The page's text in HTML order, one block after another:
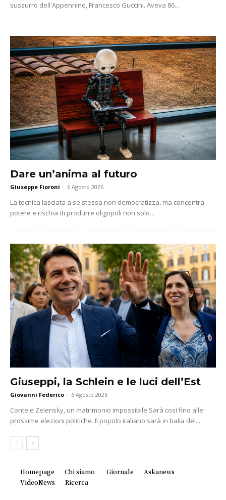
sussurro dell'Appennino, Francesco Guccini. Aveva 86...
Dare un’anima al futuro
Giuseppe Fioroni - 6 Agosto 2026
La tecnica lasciata a se stessa non democratizza, ma concentra
potere e rischia di produrre oligopoli non solo...
Giuseppi, la Schlein e le luci dell’Est
Giovanni Federico - 6 Agosto 2026
Conte e Zelensky, un matrimonio impossibile Sarà così fino alle
prossime elezioni politiche. Il popolo italiano sarà in balia del...
Homepage Chi siamo Giornale
Askanews
VideoNews
Ricerca